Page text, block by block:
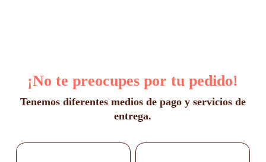
¡No te preocupes por tu pedido!
Tenemos diferentes medios de pago y servicios de
entrega.